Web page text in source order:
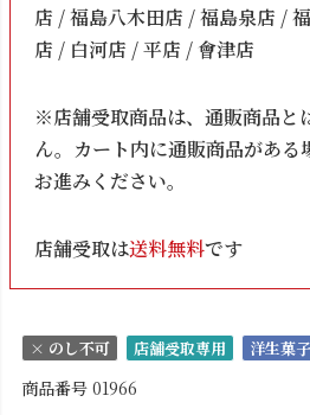
店 / 福島八木田店 / 福島泉店 /
店 / 白河店 / 平店 / 會津店
※店舗受取商品は、通販商品と
ん。カート内に通販商品がある
お進みください。
店舗受取は送料無料です
× のし不可 店舗受取専用 洋生菓
商品番号 01966